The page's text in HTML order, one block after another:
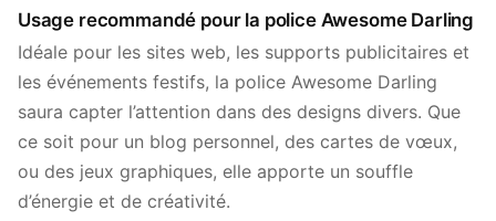
Usage recommandé pour la police Awesome Darling
Idéale pour les sites web, les supports publicitaires et
les événements festifs, la police Awesome Darling
saura capter l’attention dans des designs divers. Que
ce soit pour un blog personnel, des cartes de vœux,
ou des jeux graphiques, elle apporte un souffle
d’énergie et de créativité.